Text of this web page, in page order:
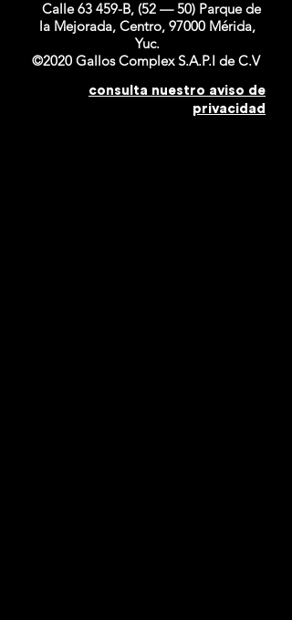
Calle 63 459-B, (52 — 50) Parque de
la Mejorada, Centro, 97000 Mérida,
Yuc.
©2020 Gallos Complex S.A.P.I de C.V
consulta nuestro aviso de
privacidad